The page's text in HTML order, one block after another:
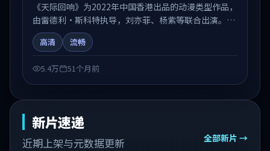
《天际回响》为2022年中国香港出品的动漫类型作品，
由雷德利·斯科特执导，刘亦菲、杨紫等联合出演。剧
情在人物弧光与节奏推进中展开，兼具叙事张力与视听
质感。适合关注国产在线观看、热播国产剧与院线佳片
高清 流畅
5.4万 51个月前
新片速递
近期上架与元数据更新 全部新片 →